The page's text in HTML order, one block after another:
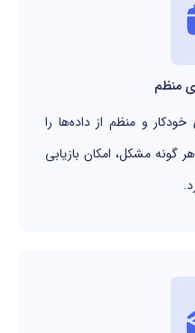
منظم
و منظم از داده‌ها را
گونه مشکل، امکان بازیابی